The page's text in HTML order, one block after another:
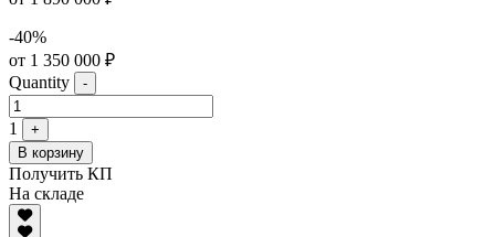
-40%
от 1 350 000 ₽
Quantity
-
1
+
В корзину
Получить КП
На складе